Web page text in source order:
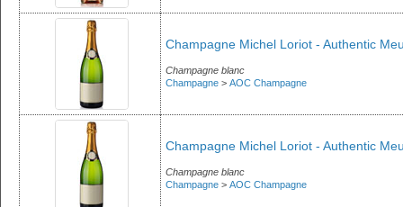
Champagne Michel Loriot - Authentic
Champagne blanc
Champagne > AOC Champagne
Champagne Michel Loriot - Authentic
Champagne blanc
Champagne > AOC Champagne